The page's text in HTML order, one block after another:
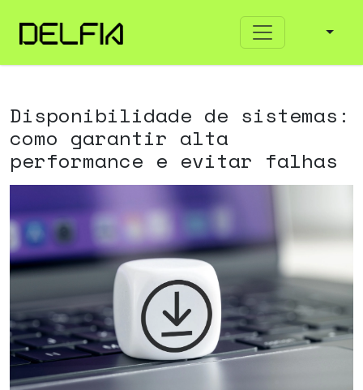
Disponibilidade de sistemas:
como garantir alta
performance e evitar falhas